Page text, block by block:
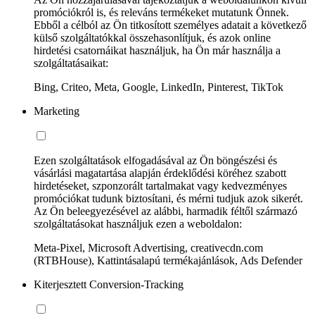
promóciókról is, és releváns termékeket mutatunk Önnek.
Ebből a célból az Ön titkosított személyes adatait a következő
külső szolgáltatókkal összehasonlítjuk, és azok online
hirdetési csatornáikat használjuk, ha Ön már használja a
szolgáltatásaikat:
Bing, Criteo, Meta, Google, LinkedIn, Pinterest, TikTok
Marketing
Ezen szolgáltatások elfogadásával az Ön böngészési és
vásárlási magatartása alapján érdeklődési köréhez szabott
hirdetéseket, szponzorált tartalmakat vagy kedvezményes
promóciókat tudunk biztosítani, és mérni tudjuk azok sikerét.
Az Ön beleegyezésével az alábbi, harmadik féltől származó
szolgáltatásokat használjuk ezen a weboldalon:
Meta-Pixel, Microsoft Advertising, creativecdn.com
(RTBHouse), Kattintásalapú termékajánlások, Ads Defender
Kiterjesztett Conversion-Tracking